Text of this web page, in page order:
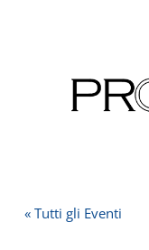
« Tutti gli Eventi